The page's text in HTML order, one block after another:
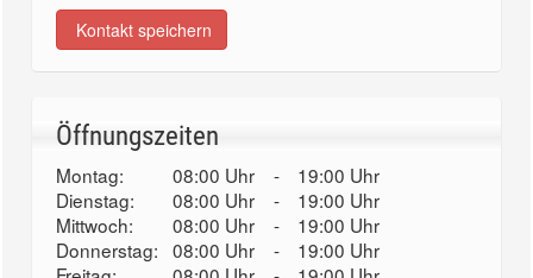
Kontakt speichern
Öffnungszeiten
Montag: 08:00 Uhr -
19:00 Uhr
Dienstag:
08:00 Uhr -
19:00 Uhr
Mittwoch:
08:00 Uhr -
19:00 Uhr
Donnerstag: 08:00 Uhr -
19:00 Uhr